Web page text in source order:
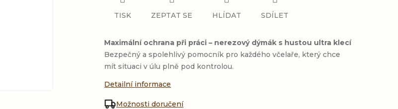
Možnosti doručení
Maximální ochrana při práci – nerezový dýmák s hustou ultra klecí
Bezpečný a spolehlivý pomocník pro každého včelaře, který chce
mít situaci v úlu plně pod kontrolou.
Detailní informace
TISK ZEPTAT SE HLÍDAT SDÍLET